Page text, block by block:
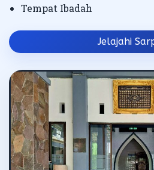
Tempat Ibadah
Jelajahi